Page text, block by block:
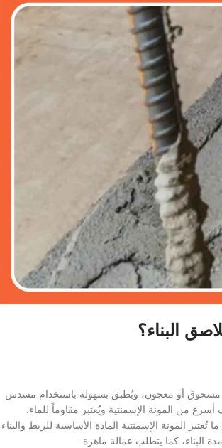
البناء؟
مسحوق أو معجون، ويُطبق بسهولة باستخدام مسدس
من المونة الإسمنتية ويُعتبر مقاوماً للماء.
المونة الإسمنتية المادة الأساسية للربط والبناء
البناء، كما يتطلب عمالة ماهرة.